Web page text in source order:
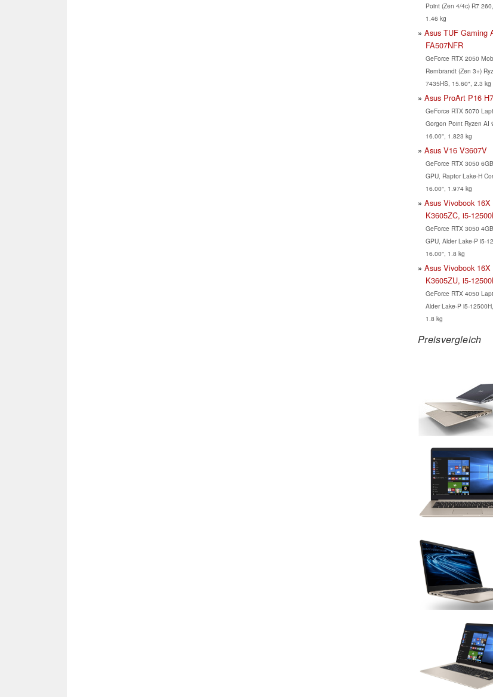
Point (Zen 4/4c) R7
1.46 kg
Asus TUF Gaming
FA507NFR
GeForce RTX 2050
Rembrandt (Zen 3+)
7435HS, 15.60", 2.3 kg
Asus ProArt P16
GeForce RTX 5070
Gorgon Point Ryzen AI
16.00", 1.823 kg
Asus V16 V3607V
GeForce RTX 3050
GPU, Raptor Lake-H
16.00", 1.974 kg
Asus Vivobook 16X
K3605ZC, i5-
GeForce RTX 3050
GPU, Alder Lake-P i5-
16.00", 1.8 kg
Asus Vivobook 16X
K3605ZU, i5-
GeForce RTX 4050
Alder Lake-P i5-
1.8 kg
Preisvergleich